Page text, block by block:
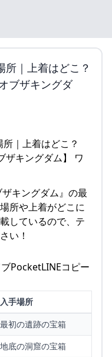
所｜上着はどこ？
ブザキングダ
ザキングダム』の最
所や上着がどこに
しているので、テ
い！
PocketLINEコピー
入手場所
最初の遺跡の宝箱
地底の洞窟の宝箱